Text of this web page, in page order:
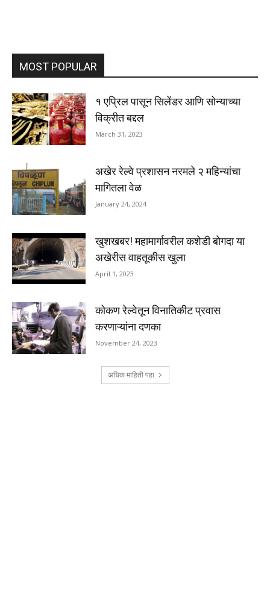
MOST POPULAR
१ एप्रिल पासून सिलेंडर आणि सोन्याच्या
विक्रीत बद्दल
March 31, 2023
अखेर रेल्वे प्रशासन नरमले २ महिन्यांचा
मागितला वेळ
January 24, 2024
खुशखबर! महामार्गावरील कशेडी बोगदा या
अखेरीस वाहतूकीस खुला
April 1, 2023
कोकण रेल्वेतून विनातिकीट प्रवास
करणाऱ्यांना दणका
November 24, 2023
अधिक माहिती पहा